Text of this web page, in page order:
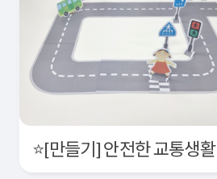
⭐[만들기] 안전한 교통생활